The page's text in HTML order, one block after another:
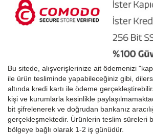
Bu sitede, alışverişlerinize ait ödemenizi
ile ürün tesliminde yapabileceğiniz gibi,
altında kredi kartı ile ödeme
kişi ve kurumlarla kesinlikle
bit şifrelenerek ve doğrudan bankanız
gerçekleşmektedir. Ürünlerin teslim süreleri
bölgeye bağlı olarak 1-2 iş günüdür.